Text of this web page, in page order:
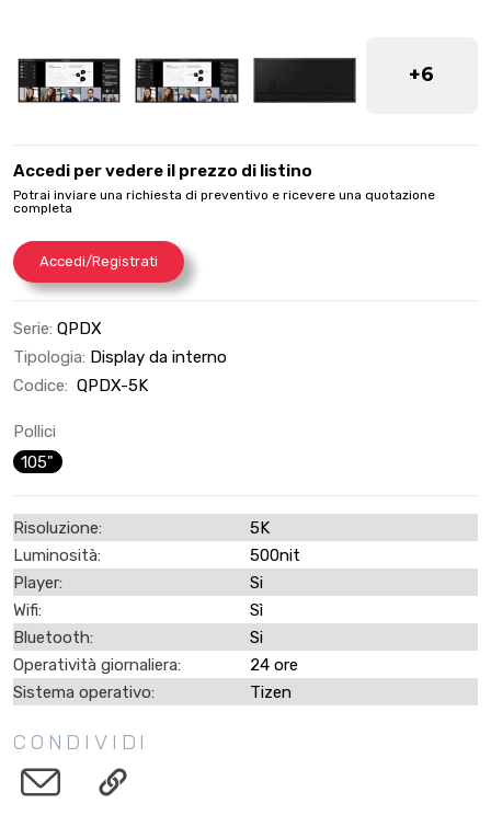
+6
Accedi per vedere il prezzo di listino
Potrai inviare una richiesta di preventivo e ricevere una quotazione
completa
Accedi/Registrati
Serie: QPDX
Tipologia: Display da interno
Codice: QPDX-5K
Pollici
105"
Risoluzione:
5K
Luminosità:
500nit
Player:
Si
Wifi:
Sì
Bluetooth:
Si
Operatività giornaliera:
24 ore
Sistema operativo:
Tizen
CONDIVIDI